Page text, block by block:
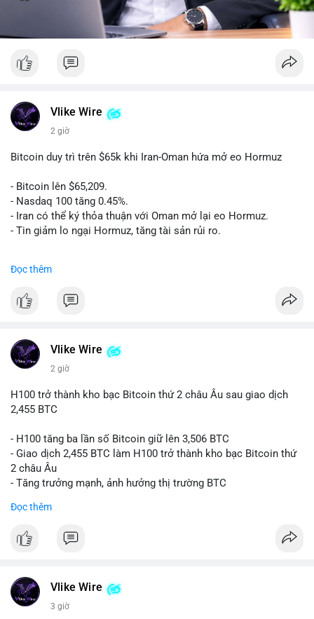
Vlike Wire
2 giờ
Bitcoin duy trì trên $65k khi Iran-Oman hứa mở eo Hormuz
- Bitcoin lên $65,209.
- Nasdaq 100 tăng 0.45%.
- Iran có thể ký thỏa thuận với Oman mở lại eo Hormuz.
- Tin giảm lo ngại Hormuz, tăng tài sản rủi ro.
📰 Nguồn: CoinDesk
Đọc thêm
Vlike Wire
2 giờ
H100 trở thành kho bạc Bitcoin thứ 2 châu Âu sau giao dịch
2,455 BTC
- H100 tăng ba lần số Bitcoin giữ lên 3,506 BTC
- Giao dịch 2,455 BTC làm H100 trở thành kho bạc Bitcoin thứ
2 châu Âu
- Tăng trưởng mạnh, ảnh hưởng thị trường BTC
#binancesquare
$btc
📰 Nguồn: Cointelegraph
Đọc thêm
Vlike Wire
3 giờ